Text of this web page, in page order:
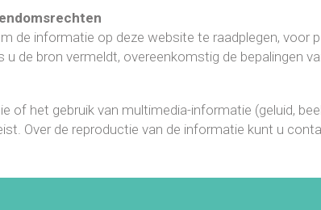
de informatie op deze website te raadplegen, voor
u de bron vermeldt, overeenkomstig de bepalingen
of het gebruik van multimedia-informatie (geluid,
Over de reproductie van de informatie kunt u